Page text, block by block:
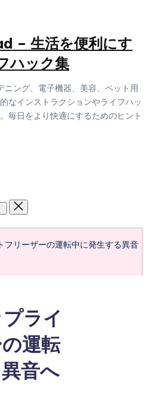
– 生活を便利にす
ハック集
ニング、電子機器、美容、ペット用
なインストラクションやライフハッ
毎日をより快適にするためのヒント
フリーザーの運転中に発生する異音
ライ
運転
音へ